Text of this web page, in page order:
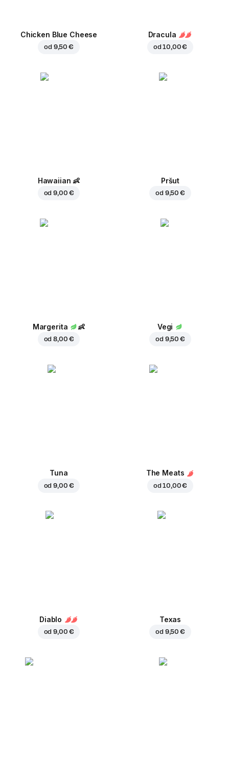
Chicken Blue Cheese
od 9,50 €
Dracula
od10,00 €
Hawaiian 👶
od9,00 €
Pršut
od 9,50 €
Margerita 👶
od8,00 €
Vegi
od 9,50 €
Tuna
od9,00 €
The Meats
od10,00 €
Diablo
od9,00 €
Texas
od 9,50 €